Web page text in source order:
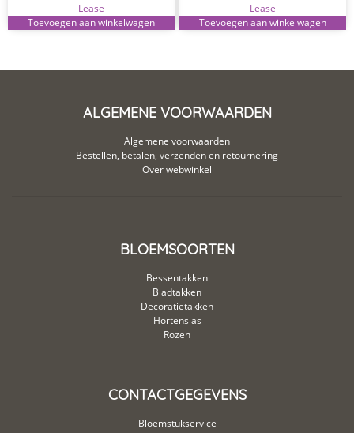
Lease
Toevoegen aan winkelwagen
Lease
Toevoegen aan winkelwagen
ALGEMENE VOORWAARDEN
Algemene voorwaarden
Bestellen, betalen, verzenden en retournering
Over webwinkel
BLOEMSOORTEN
Bessentakken
Bladtakken
Decoratietakken
Hortensias
Rozen
CONTACTGEGEVENS
Bloemstukservice